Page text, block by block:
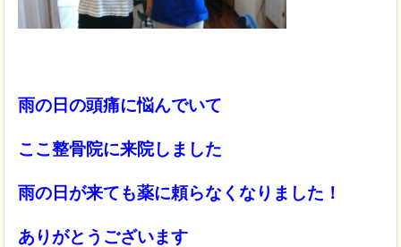
雨の日の頭痛に悩んでいて
ここ整骨院に来院しました
雨の日が来ても薬に頼らなくなりました！
ありがとうございます